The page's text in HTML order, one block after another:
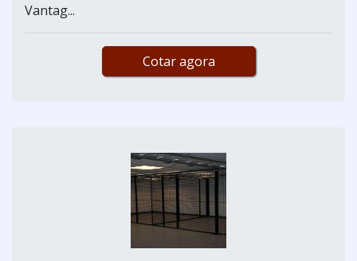
Vantag...
Cotar agora